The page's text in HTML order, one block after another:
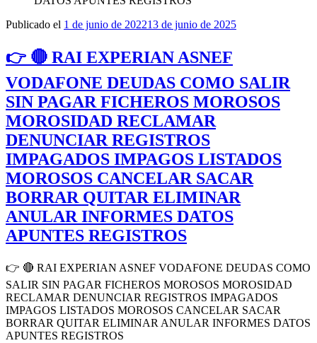
Publicado el 1 de junio de 202213 de junio de 2025
👉 🔴 RAI EXPERIAN ASNEF
VODAFONE DEUDAS COMO SALIR
SIN PAGAR FICHEROS MOROSOS
MOROSIDAD RECLAMAR
DENUNCIAR REGISTROS
IMPAGADOS IMPAGOS LISTADOS
MOROSOS CANCELAR SACAR
BORRAR QUITAR ELIMINAR
ANULAR INFORMES DATOS
APUNTES REGISTROS
👉 🔴 RAI EXPERIAN ASNEF VODAFONE DEUDAS COMO
SALIR SIN PAGAR FICHEROS MOROSOS MOROSIDAD
RECLAMAR DENUNCIAR REGISTROS IMPAGADOS
IMPAGOS LISTADOS MOROSOS CANCELAR SACAR
BORRAR QUITAR ELIMINAR ANULAR INFORMES DATOS
APUNTES REGISTROS